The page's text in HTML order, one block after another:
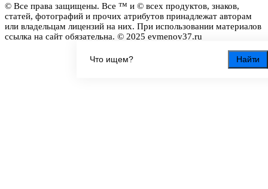
Найти
© Все права защищены. Все ™ и © всех продуктов, знаков,
статей, фотографий и прочих атрибутов принадлежат авторам
или владельцам лицензий на них. При использовании материалов
ссылка на сайт обязательна. © 2025 evmenov37.ru